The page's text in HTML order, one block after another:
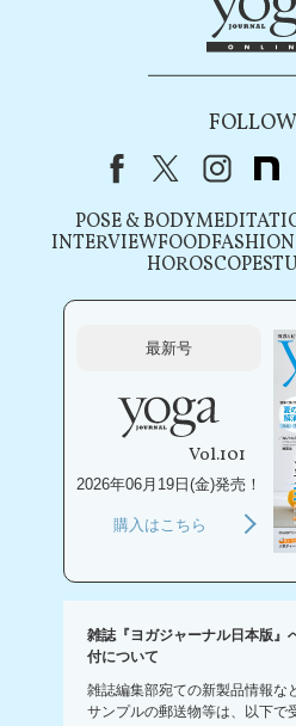
FacebookX（旧Twitter
POSE & BODY
INTERVIEWFOOD
HOROSCOPE
最新号
Vol.101
2026年06月19日(金)発売！
購入はこちら
雑誌『ヨガジャーナル日本版』
付について
雑誌編集部宛ての新製品情報な
サンプルの郵送物等は、以下で